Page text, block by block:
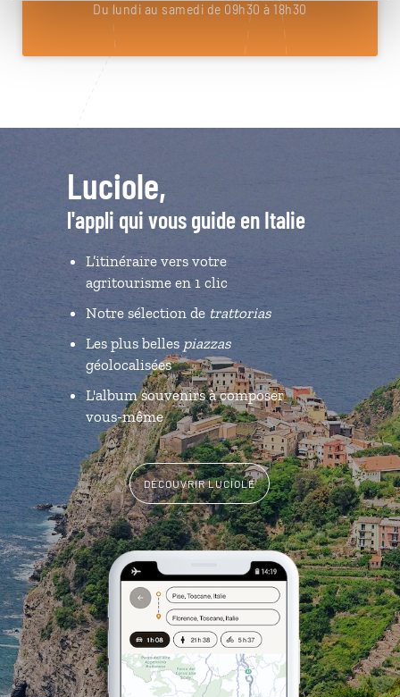
Du lundi au samedi de 09h30 à 18h30
Luciole,
l'appli qui vous guide en Italie
L’itinéraire vers votre
agritourisme en 1 clic
Notre sélection de trattorias
Les plus belles piazzas
géolocalisées
L'album souvenirs à composer
vous-même
DÉCOUVRIR LUCIOLE